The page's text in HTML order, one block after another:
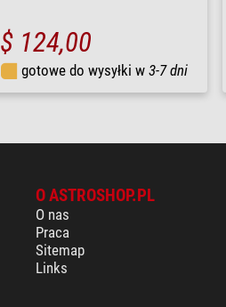
$ 124,00
gotowe do wysyłki w 3-7 dni
O ASTROSHOP.PL
O nas
Praca
Sitemap
Links